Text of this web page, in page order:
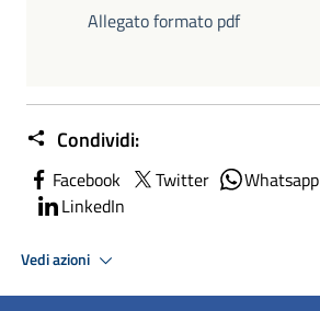
Allegato formato pdf
Condividi:
Facebook Twitter Whatsapp
LinkedIn
Vedi azioni